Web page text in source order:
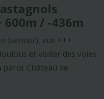
600m / -436m
(sentier), vue +++.
et visiter des voies
Château de